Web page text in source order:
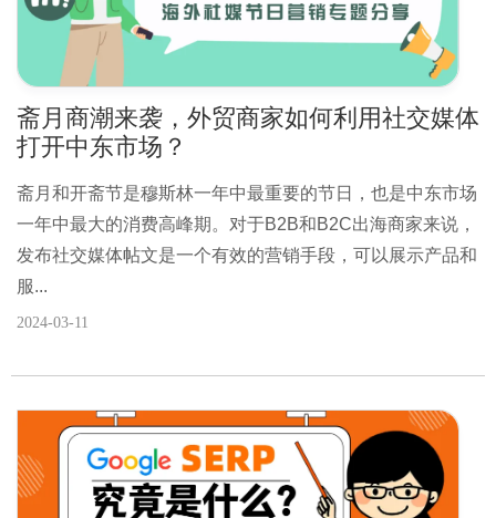
斋月商潮来袭，外贸商家如何利用社交媒体
打开中东市场？
斋月和开斋节是穆斯林一年中最重要的节日，也是中东市场
一年中最大的消费高峰期。对于B2B和B2C出海商家来说，
发布社交媒体帖文是一个有效的营销手段，可以展示产品和
服...
2024-03-11